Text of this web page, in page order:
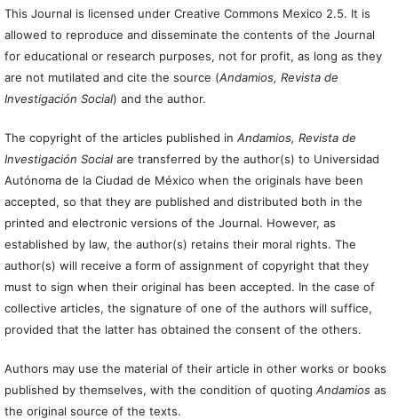
This Journal is licensed under Creative Commons Mexico 2.5. It is
allowed to reproduce and disseminate the contents of the Journal
for educational or research purposes, not for profit, as long as they
are not mutilated and cite the source (Andamios, Revista de
Investigación Social) and the author.
The copyright of the articles published in Andamios, Revista de
Investigación Socialare transferred by the author(s) to Universidad
Autónoma de la Ciudad de México when the originals have been
accepted, so that they are published and distributed both in the
printed and electronic versions of the Journal. However, as
established by law, the author(s) retains their moral rights. The
author(s) will receive a form of assignment of copyright that they
must to sign when their original has been accepted. In the case of
collective articles, the signature of one of the authors will suffice,
provided that the latter has obtained the consent of the others.
Authors may use the material of their article in other works or books
published by themselves, with the condition of quoting Andamiosas
the original source of the texts.